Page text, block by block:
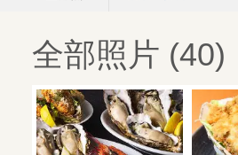
全部照片 (40)